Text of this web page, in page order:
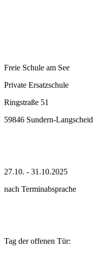
Freie Schule am See
Private Ersatzschule
Ringstraße 51
59846 Sundern-Langscheid
27.10. - 31.10.2025
nach Terminabsprache
Tag der offenen Tür: